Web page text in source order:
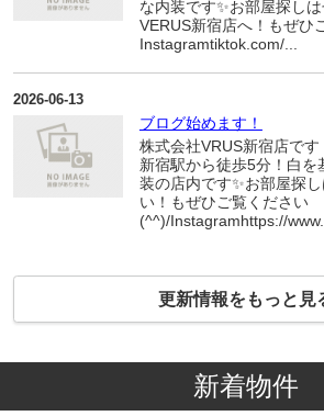
な内装です✨お部屋探し
VERUS新宿店へ！もぜひ
Instagramtiktok.com/...
2026-06-13
ブログ始めます！
株式会社VRUS新宿店です
新宿駅から徒歩5分！白を
装の店内です✨お部屋探
い！もぜひご覧ください
(^^)/Instagramhttps://www...
更新情報をもっと見
新着物件